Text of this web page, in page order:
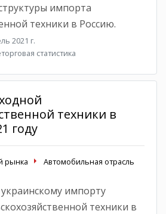
импорта
техники в Россию.
2021 г.
статистика
техники в
году
рынка
Автомобильная отрасль
импорту
техники в